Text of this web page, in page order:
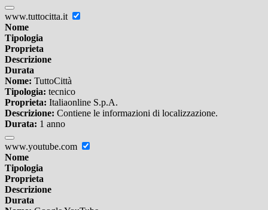
www.tuttocitta.it
Nome
Tipologia
Proprieta
Descrizione
Durata
Nome: TuttoCittà
Tipologia: tecnico
Proprieta: Italiaonline S.p.A.
Descrizione: Contiene le informazioni di localizzazione.
Durata: 1 anno
www.youtube.com
Nome
Tipologia
Proprieta
Descrizione
Durata